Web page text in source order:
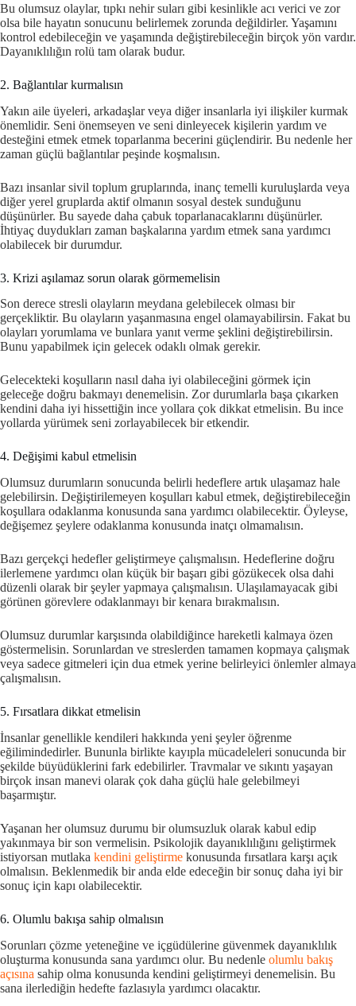
Bu olumsuz olaylar, tıpkı nehir suları gibi kesinlikle acı verici ve zor
olsa bile hayatın sonucunu belirlemek zorunda değildirler. Yaşamını
kontrol edebileceğin ve yaşamında değiştirebileceğin birçok yön vardır.
Dayanıklılığın rolü tam olarak budur.
2. Bağlantılar kurmalısın
Yakın aile üyeleri, arkadaşlar veya diğer insanlarla iyi ilişkiler kurmak
önemlidir. Seni önemseyen ve seni dinleyecek kişilerin yardım ve
desteğini etmek etmek toparlanma becerini güçlendirir. Bu nedenle her
zaman güçlü bağlantılar peşinde koşmalısın.
Bazı insanlar sivil toplum gruplarında, inanç temelli kuruluşlarda veya
diğer yerel gruplarda aktif olmanın sosyal destek sunduğunu
düşünürler. Bu sayede daha çabuk toparlanacaklarını düşünürler.
İhtiyaç duydukları zaman başkalarına yardım etmek sana yardımcı
olabilecek bir durumdur.
3. Krizi aşılamaz sorun olarak görmemelisin
Son derece stresli olayların meydana gelebilecek olması bir
gerçekliktir. Bu olayların yaşanmasına engel olamayabilirsin. Fakat bu
olayları yorumlama ve bunlara yanıt verme şeklini değiştirebilirsin.
Bunu yapabilmek için gelecek odaklı olmak gerekir.
Gelecekteki koşulların nasıl daha iyi olabileceğini görmek için
geleceğe doğru bakmayı denemelisin. Zor durumlarla başa çıkarken
kendini daha iyi hissettiğin ince yollara çok dikkat etmelisin. Bu ince
yollarda yürümek seni zorlayabilecek bir etkendir.
4. Değişimi kabul etmelisin
Olumsuz durumların sonucunda belirli hedeflere artık ulaşamaz hale
gelebilirsin. Değiştirilemeyen koşulları kabul etmek, değiştirebileceğin
koşullara odaklanma konusunda sana yardımcı olabilecektir. Öyleyse,
değişemez şeylere odaklanma konusunda inatçı olmamalısın.
Bazı gerçekçi hedefler geliştirmeye çalışmalısın. Hedeflerine doğru
ilerlemene yardımcı olan küçük bir başarı gibi gözükecek olsa dahi
düzenli olarak bir şeyler yapmaya çalışmalısın. Ulaşılamayacak gibi
görünen görevlere odaklanmayı bir kenara bırakmalısın.
Olumsuz durumlar karşısında olabildiğince hareketli kalmaya özen
göstermelisin. Sorunlardan ve streslerden tamamen kopmaya çalışmak
veya sadece gitmeleri için dua etmek yerine belirleyici önlemler almaya
çalışmalısın.
5. Fırsatlara dikkat etmelisin
İnsanlar genellikle kendileri hakkında yeni şeyler öğrenme
eğilimindedirler. Bununla birlikte kayıpla mücadeleleri sonucunda bir
şekilde büyüdüklerini fark edebilirler. Travmalar ve sıkıntı yaşayan
birçok insan manevi olarak çok daha güçlü hale gelebilmeyi
başarmıştır.
Yaşanan her olumsuz durumu bir olumsuzluk olarak kabul edip
yakınmaya bir son vermelisin. Psikolojik dayanıklılığını geliştirmek
istiyorsan mutlaka kendini geliştirme konusunda fırsatlara karşı açık
olmalısın. Beklenmedik bir anda elde edeceğin bir sonuç daha iyi bir
sonuç için kapı olabilecektir.
6. Olumlu bakışa sahip olmalısın
Sorunları çözme yeteneğine ve içgüdülerine güvenmek dayanıklılık
oluşturma konusunda sana yardımcı olur. Bu nedenle olumlu bakış
açısına sahip olma konusunda kendini geliştirmeyi denemelisin. Bu
sana ilerlediğin hedefte fazlasıyla yardımcı olacaktır.